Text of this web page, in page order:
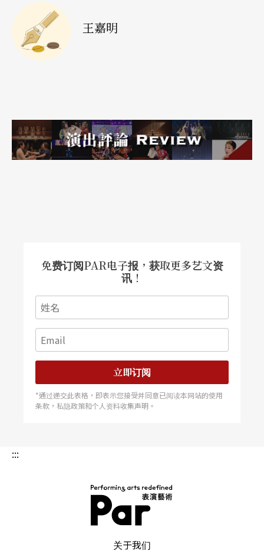
过程听得进多少演员或制作人的话？觉得戏烂还会
想听导演和制作团队的看法吗？觉得戏烂的观众听
得进多少觉得戏好的观众的意见？反之亦然，但就
时准备接不知从哪儿出现的招很必要，得随时训练
自己能够在人性的深海里浮浮沉沉而不沉没灭顶，
王嘉明
免费订阅PAR电子报，获取更多艺文资
讯！
立即订阅
*通过递交此表格，即表示您接受并同意已阅读本网站的使用
条款，私隐政策和个人资料收集声明。
:::
关于我们